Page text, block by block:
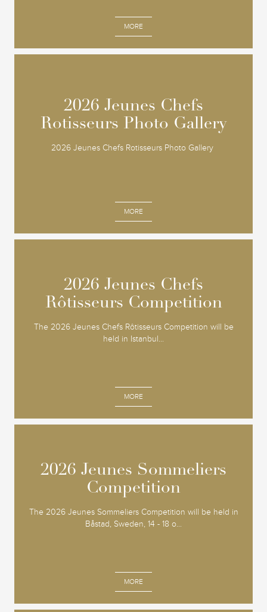
MORE
2026 Jeunes Chefs
Rotisseurs Photo Gallery
2026 Jeunes Chefs Rotisseurs Photo Gallery
MORE
2026 Jeunes Chefs
Rotisseurs Photo Gallery
2026 Jeunes Chefs
Rôtisseurs Competition
The 2026 Jeunes Chefs Rôtisseurs Competition will be
held in Istanbul...
MORE
2026 Jeunes Chefs
Rôtisseurs Competition
2026 Jeunes Sommeliers
Competition
The 2026 Jeunes Sommeliers Competition will be held in
Båstad, Sweden, 14 - 18 o...
MORE
2026 Jeunes Sommeliers
Competition